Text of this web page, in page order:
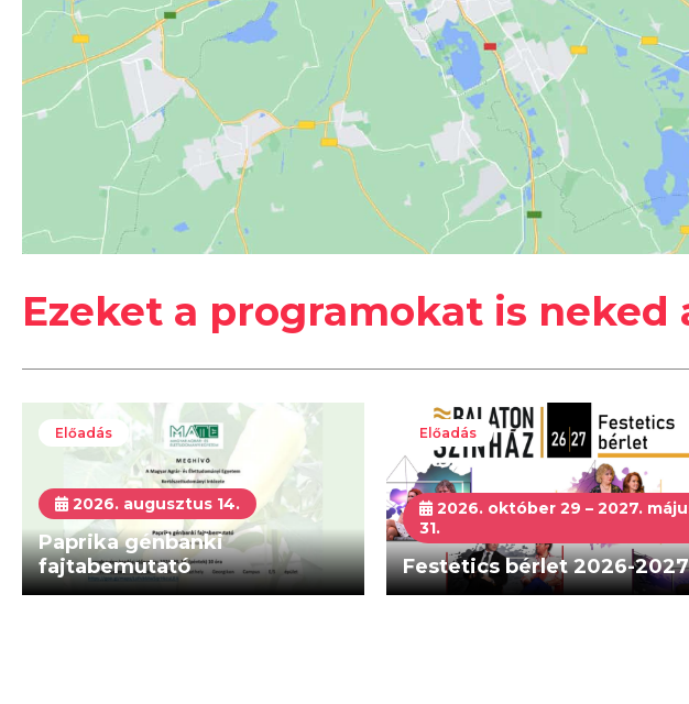
2026 Augusztus # Helikon park #jótékonyság #
Kutyabarát # nyár
Ezeket a programokat is neked
Előadás
2026. augusztus 14.
Paprika génbanki
fajtabemutató
Előadás
2026. október 29 – 2027.
31.
Festetics bérlet 2026-2027